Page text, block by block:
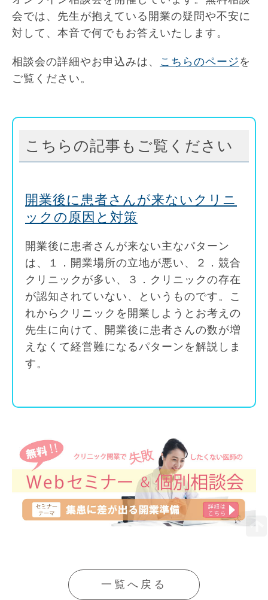
会では、先生が抱えている開業の疑問や不安に
対して、本音で何でもお答えいたします。
相談会の詳細やお申込みは、 こちらのページ を
ご覧ください。
こちらの記事もご覧ください
開業後に患者さんが来ないクリニ
ックの原因と対策
開業後に患者さんが来ない主なパターン
は、１．開業場所の立地が悪い、２．競合
クリニックが多い、３．クリニックの存在
が認知されていない、というものです。こ
れからクリニックを開業しようとお考えの
先生に向けて、開業後に患者さんの数が増
えなくて経営難になるパターンを解説しま
す。
一覧へ戻る